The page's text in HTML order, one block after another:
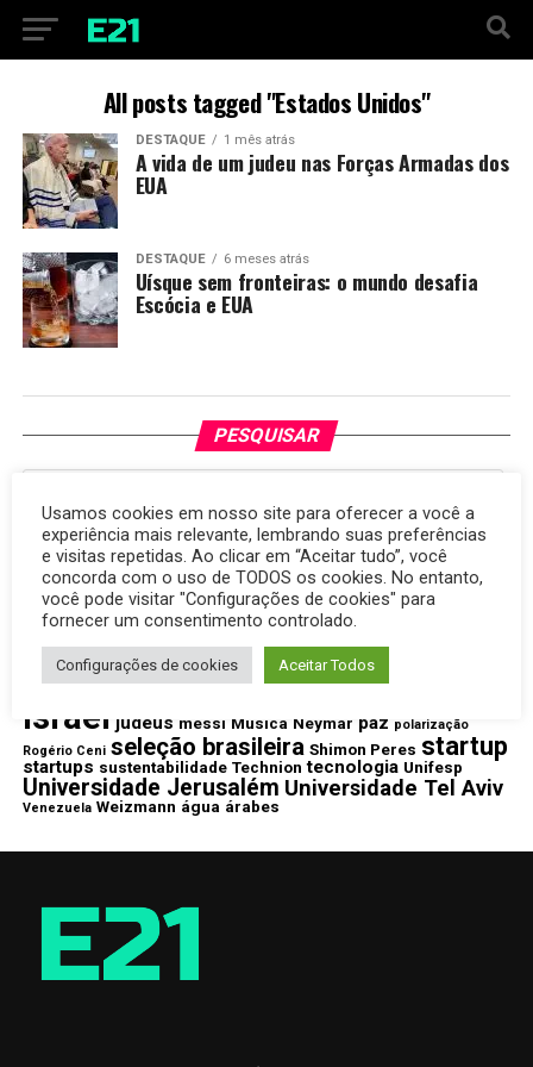
All posts tagged "Estados Unidos"
DESTAQUE 1 mês atrás
A vida de um judeu nas Forças Armadas dos
EUA
DESTAQUE 6 meses atrás
Uísque sem fronteiras: o mundo desafia
Escócia e EUA
PESQUISAR
TAGS
7 de outubro amizade argentina autismo Brasil Carlo Ancelotti
cibersegurança consumidor copa do mundo
destaque
energia renovável
Estados Unidos Fluminense futebol guerra
Instituto Weizmann
Israel judeus messi Música Neymar paz polarização
Rogério Ceni seleção brasileira Shimon Peres startup
startups sustentabilidade Technion tecnologia Unifesp
Universidade Jerusalém Universidade Tel Aviv
Venezuela Weizmann água árabes
Usamos cookies em nosso site para oferecer a você a
experiência mais relevante, lembrando suas preferências
e visitas repetidas. Ao clicar em “Aceitar tudo”, você
concorda com o uso de TODOS os cookies. No entanto,
você pode visitar "Configurações de cookies" para
fornecer um consentimento controlado.
Configurações de cookies Aceitar Todos